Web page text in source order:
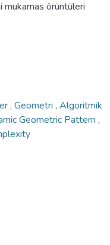
mukarnas örüntüleri
, Geometri , Algoritmik
Geometric Pattern ,